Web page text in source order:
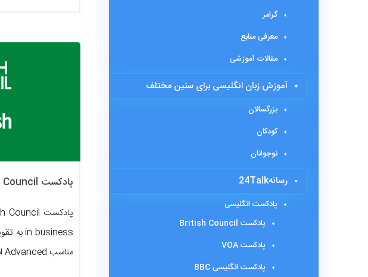
پادکست British Council سطح C1 شماره 7
مناسب Advanced است.
گرامر
معرفی منابع
مقالات آموزشی
آموزش زبان انگلیسی برای سنین مختلف
بزرگسالان
کودکان
نوجوانان
رسانه24Talk
پادکست انگلیسی
پادکست British Council
پادکست VOA
پادکست انگلیسی BBC